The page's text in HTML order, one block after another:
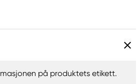
på produktets etikett.